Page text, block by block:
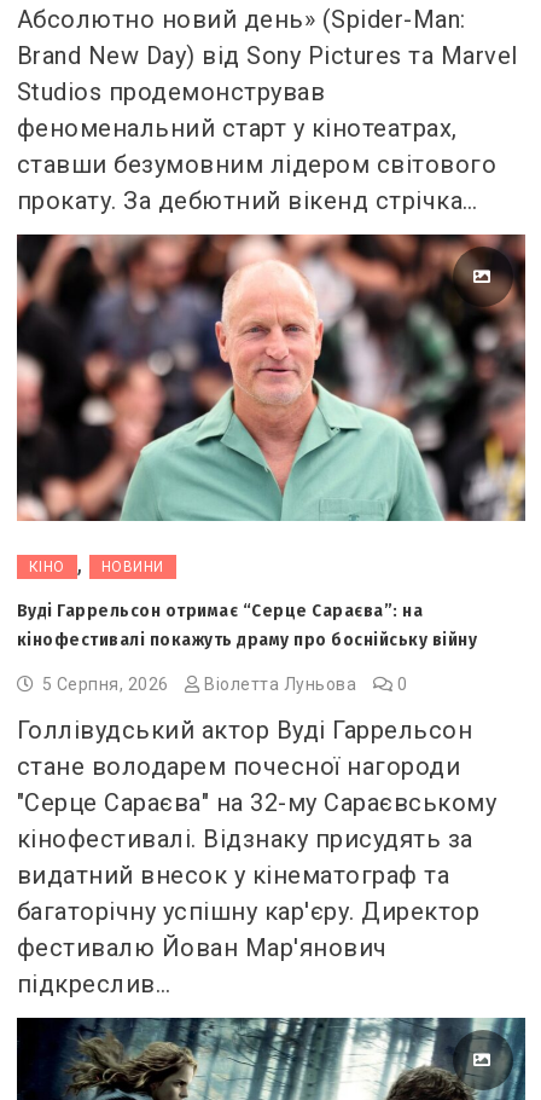
Абсолютно новий день» (Spider-Man:
Brand New Day) від Sony Pictures та Marvel
Studios продемонстрував
феноменальний старт у кінотеатрах,
ставши безумовним лідером світового
прокату. За дебютний вікенд стрічка…
КІНО , НОВИНИ
Вуді Гаррельсон отримає “Серце Сараєва”: на
кінофестивалі покажуть драму про боснійську війну
5 Серпня, 2026 Віолетта Луньова 0
Голлівудський актор Вуді Гаррельсон
стане володарем почесної нагороди
"Серце Сараєва" на 32-му Сараєвському
кінофестивалі. Відзнаку присудять за
видатний внесок у кінематограф та
багаторічну успішну кар'єру. Директор
фестивалю Йован Мар'янович
підкреслив…